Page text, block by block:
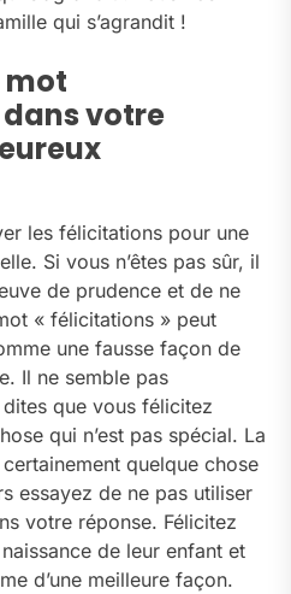
qui s’agrandit !
mot
votre
les félicitations pour une
Si vous n’êtes pas sûr, il
de prudence et de ne
« félicitations » peut
une fausse façon de
Il ne semble pas
que vous félicitez
qui n’est pas spécial. La
quelque chose
essayez de ne pas utiliser
votre réponse. Félicitez
de leur enfant et
d’une meilleure façon.